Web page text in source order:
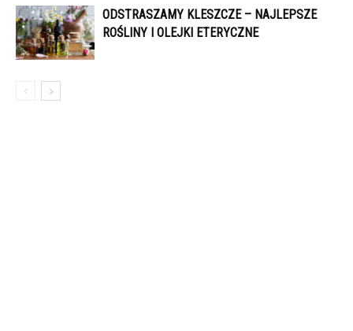
ODSTRASZAMY KLESZCZE – NAJLEPSZE
ROŚLINY I OLEJKI ETERYCZNE